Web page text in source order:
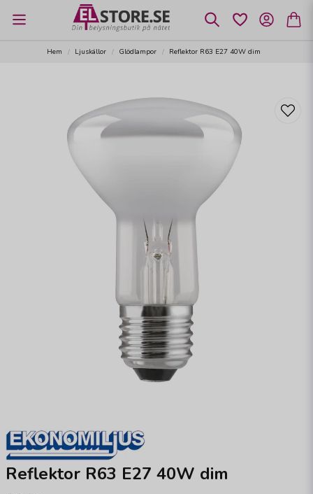
Hem Ljuskällor Glödlampor Reflektor R63 E27 40W dim
Reflektor R63 E27 40W dim